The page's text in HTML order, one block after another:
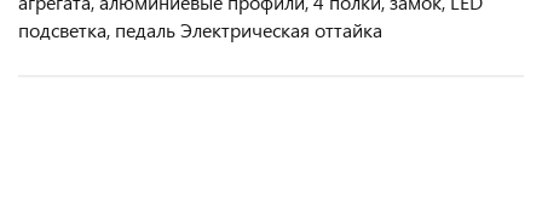
подсветка, педаль Электрическая оттайка